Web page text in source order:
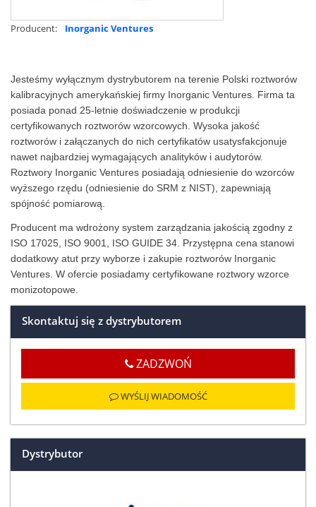
Producent: Inorganic Ventures
Jesteśmy wyłącznym dystrybutorem na terenie Polski roztworów
kalibracyjnych amerykańskiej firmy Inorganic Ventures. Firma ta
posiada ponad 25-letnie doświadczenie w produkcji
certyfikowanych roztworów wzorcowych. Wysoka jakość
roztworów i załączanych do nich certyfikatów usatysfakcjonuje
nawet najbardziej wymagających analityków i audytorów.
Roztwory Inorganic Ventures posiadają odniesienie do wzorców
wyższego rzędu (odniesienie do SRM z NIST), zapewniają
spójność pomiarową.
Producent ma wdrożony system zarządzania jakością zgodny z
ISO 17025, ISO 9001, ISO GUIDE 34. Przystępna cena stanowi
dodatkowy atut przy wyborze i zakupie roztworów Inorganic
Ventures. W ofercie posiadamy certyfikowane roztwory wzorce
monizotopowe.
Skontaktuj się z dystrybutorem
ZADZWOŃ
WYŚLIJ WIADOMOŚĆ
Dystrybutor